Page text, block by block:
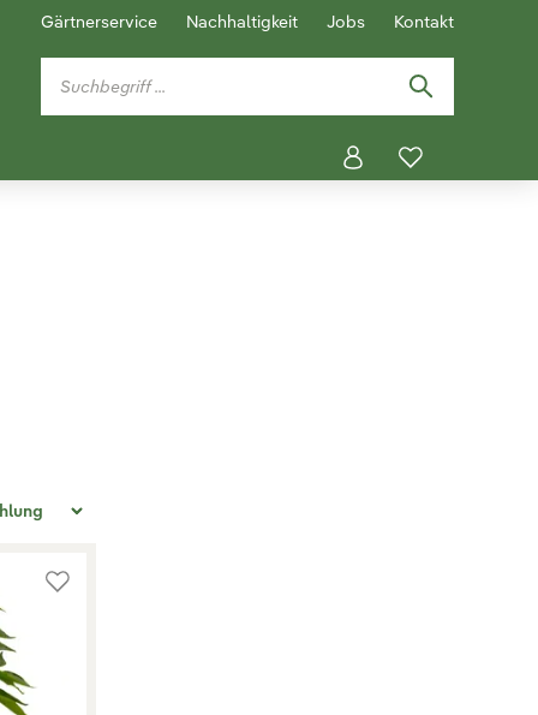
Gärtnerservice Nachhaltigkeit Jobs Kontakt